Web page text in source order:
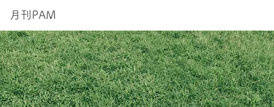
月刊PAM